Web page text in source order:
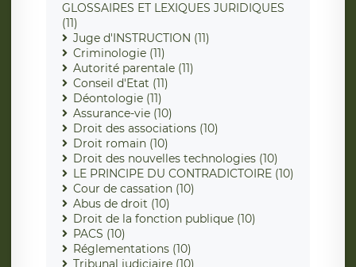
GLOSSAIRES ET LEXIQUES JURIDIQUES
(11)
Juge d'INSTRUCTION (11)
Criminologie (11)
Autorité parentale (11)
Conseil d'Etat (11)
Déontologie (11)
Assurance-vie (10)
Droit des associations (10)
Droit romain (10)
Droit des nouvelles technologies (10)
LE PRINCIPE DU CONTRADICTOIRE (10)
Cour de cassation (10)
Abus de droit (10)
Droit de la fonction publique (10)
PACS (10)
Réglementations (10)
Tribunal judiciaire (10)